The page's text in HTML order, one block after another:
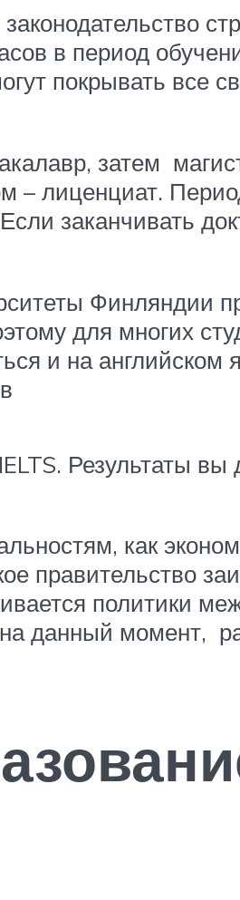
в период
покрывать все
затем
– лиценциат.
заканчивать
Финляндии
для многих
и на английском
Результаты
как
правительство
политики
данный момент,